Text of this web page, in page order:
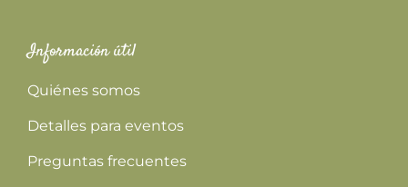
Información útil
Quiénes somos
Detalles para eventos
Preguntas frecuentes